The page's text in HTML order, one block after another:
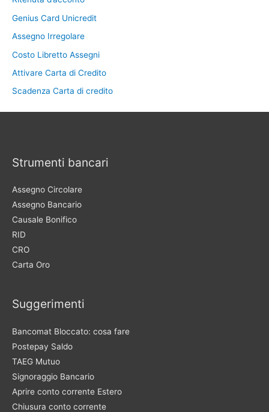
Genius Card Unicredit
Assegno Irregolare
Costo Libretto Assegni
Attivare Carta di Credito
Scadenza Carta di credito
Strumenti bancari
Assegno Circolare
Assegno Bancario
Causale Bonifico
RID
CRO
Carta Oro
Suggerimenti
Bancomat Bloccato: cosa fare
Postepay Saldo
TAEG Mutuo
Signoraggio Bancario
Aprire conto corrente Estero
Chiusura conto corrente